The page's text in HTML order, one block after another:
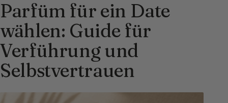
Parfüm für ein Date
wählen: Guide für
Verführung und
Selbstvertrauen